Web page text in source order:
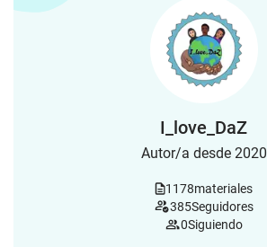
I_love_DaZ
Autor/a desde 2020
1178materiales
385Seguidores
0Siguiendo